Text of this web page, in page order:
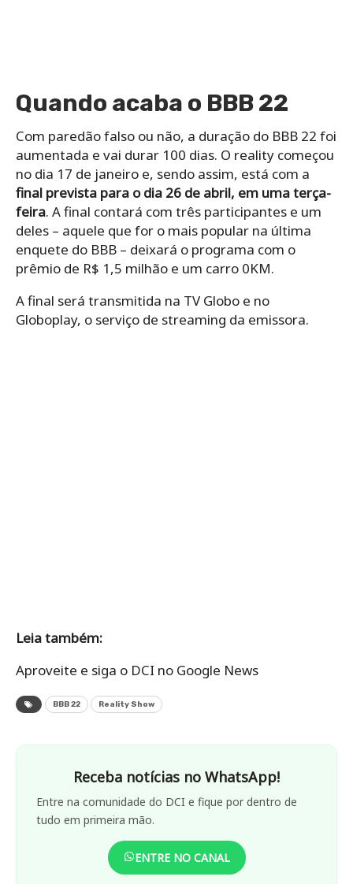
Quando acaba o BBB 22
Com paredão falso ou não, a duração do BBB 22 foi
aumentada e vai durar 100 dias. O reality começou
no dia 17 de janeiro e, sendo assim, está com a
final prevista para o dia 26 de abril, em uma terça-
feira. A final contará com três participantes e um
deles – aquele que for o mais popular na última
enquete do BBB – deixará o programa com o
prêmio de R$ 1,5 milhão e um carro 0KM.
A final será transmitida na TV Globo e no
Globoplay, o serviço de streaming da emissora.
Leia também:
Aproveite e siga o DCI no Google News
BBB 22 Reality Show
Receba notícias no WhatsApp!
Entre na comunidade do DCI e fique por dentro de
tudo em primeira mão.
ENTRE NO CANAL